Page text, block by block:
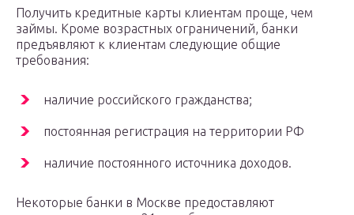
Получить кредитные карты клиентам проще, чем
займы. Кроме возрастных ограничений, банки
предъявляют к клиентам следующие общие
требования:
наличие российского гражданства;
постоянная регистрация на территории РФ
наличие постоянного источника доходов.
Некоторые банки в Москве предоставляют